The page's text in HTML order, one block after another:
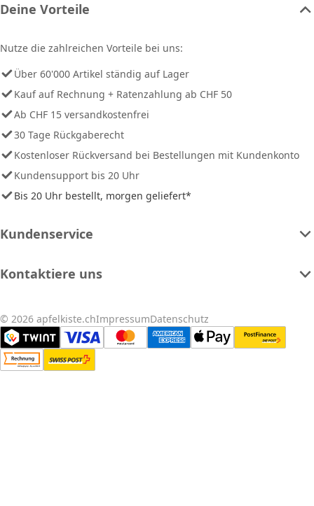
Deine Vorteile
Nutze die zahlreichen Vorteile bei uns:
Über 60'000 Artikel ständig auf Lager
Kauf auf Rechnung + Ratenzahlung ab CHF 50
Ab CHF 15 versandkostenfrei
30 Tage Rückgaberecht
Kostenloser Rückversand bei Bestellungen mit Kundenkonto
Kundensupport bis 20 Uhr
Bis 20 Uhr bestellt, morgen geliefert*
Kundenservice
Kontaktiere uns
© 2026 apfelkiste.chImpressumDatenschutz